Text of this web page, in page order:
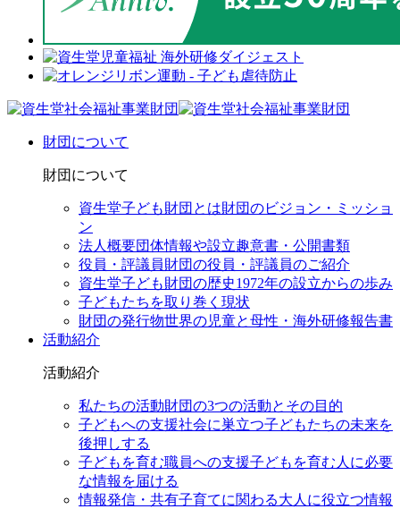
財団について
財団について
資生堂子ども財団とは財団のビジョン・ミッショ
ン
法人概要団体情報や設立趣意書・公開書類
役員・評議員財団の役員・評議員のご紹介
資生堂子ども財団の歴史1972年の設立からの歩み
子どもたちを取り巻く現状
財団の発行物世界の児童と母性・海外研修報告書
活動紹介
活動紹介
私たちの活動財団の3つの活動とその目的
子どもへの支援社会に巣立つ子どもたちの未来を
後押しする
子どもを育む職員への支援子どもを育む人に必要
な情報を届ける
情報発信・共有子育てに関わる大人に役立つ情報